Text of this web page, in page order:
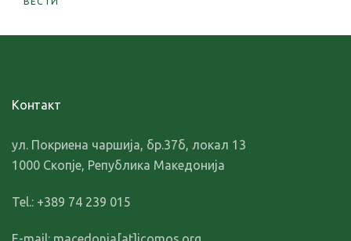
ул. Покриена чаршија, бр.37б, локал 13
Tel.: +389 74 239 015
E-mail: macedonia[at]icomos.org